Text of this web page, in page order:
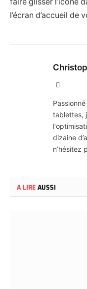
l’écran d’accueil de
tablettes,
dizaine
n’hésitez
A LIREAUSSI